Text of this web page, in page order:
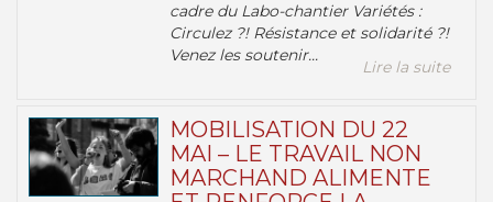
cadre du Labo-chantier Variétés :
Circulez ?! Résistance et solidarité ?!
Venez les soutenir...
Lire la suite
MOBILISATION DU 22
MAI – LE TRAVAIL NON
MARCHAND ALIMENTE